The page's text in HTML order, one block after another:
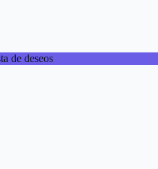
de deseos